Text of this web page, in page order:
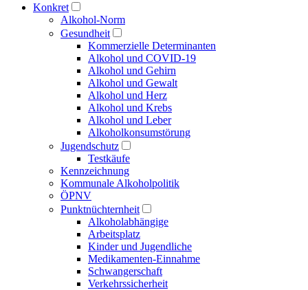
Konkret
Alkohol-Norm
Gesundheit
Kommerzielle Determinanten
Alkohol und COVID-19
Alkohol und Gehirn
Alkohol und Gewalt
Alkohol und Herz
Alkohol und Krebs
Alkohol und Leber
Alkoholkonsumstörung
Jugendschutz
Testkäufe
Kennzeichnung
Kommunale Alkoholpolitik
ÖPNV
Punktnüchternheit
Alkoholabhängige
Arbeitsplatz
Kinder und Jugendliche
Medikamenten-Einnahme
Schwangerschaft
Verkehrssicherheit